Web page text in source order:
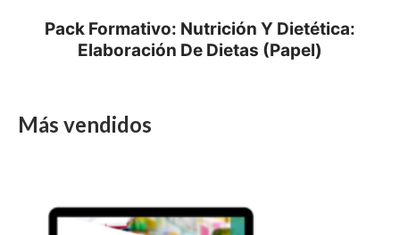
Pack Formativo: Nutrición Y Dietética:
Elaboración De Dietas (Papel)
Más vendidos